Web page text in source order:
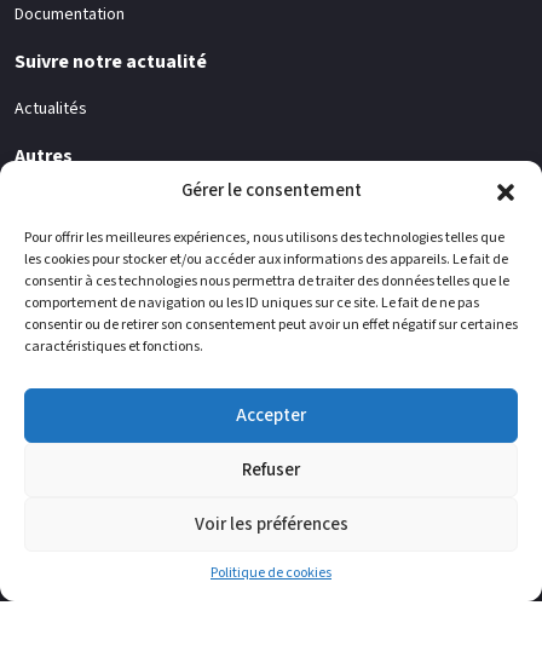
Gérer le consentement
Pour offrir les meilleures expériences, nous utilisons des technologies telles que
les cookies pour stocker et/ou accéder aux informations des appareils. Le fait de
consentir à ces technologies nous permettra de traiter des données telles que le
comportement de navigation ou les ID uniques sur ce site. Le fait de ne pas
consentir ou de retirer son consentement peut avoir un effet négatif sur certaines
caractéristiques et fonctions.
Accepter
Refuser
Voir les préférences
Politique de cookies
Documentation
Suivre notre actualité
Actualités
Autres
Contacts
Vous pouvez nous trouver
WIELSBEKE BELGIPS
ENGIS LESQUIN
Bureau administratif - 1 rue des